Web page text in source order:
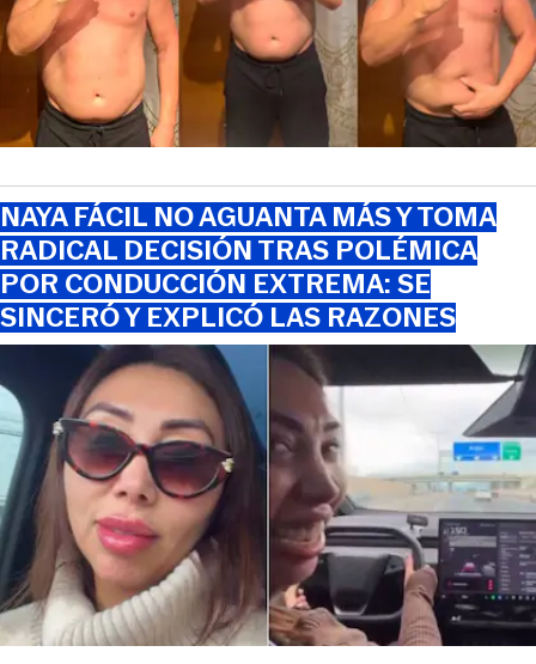
NAYA FÁCIL NO AGUANTA MÁS Y TOMA
RADICAL DECISIÓN TRAS POLÉMICA
POR CONDUCCIÓN EXTREMA: SE
SINCERÓ Y EXPLICÓ LAS RAZONES